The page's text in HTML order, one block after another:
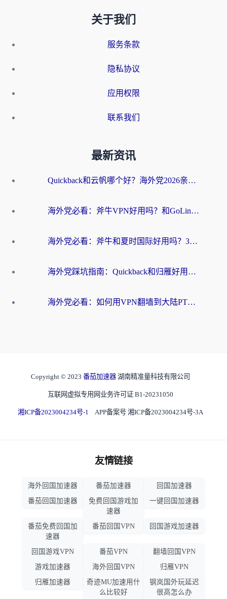
关于我们
服务条款
隐私协议
应用权限
联系我们
最新资讯
Quickback和云帆哪个好？海外党2026亲测指南：选对加速器大陆工具，无缝刷国内剧玩国服
海外党必看：斧牛VPN好用吗？和GoLinkVPN对比哪个回国效果更好？
海外党必看：斧牛和夏时国际好用吗？3步选对回国加速器，无缝刷国内资源
海外党踩坑指南：Quickback和归雁好用吗？选对加速器才能无缝刷国内资源
海外党必看：如何用VPN翻墙到大陆PTT？一篇解决你所有回国加速痛点
Copyright © 2023 番茄加速器 湖南精准量科技有限公司
互联网虚拟专用网业务许可证 B1-20231050
湘ICP备2023004234号-1 APP备案号 湘ICP备2023004234号-3A
友情链接
海外回国加速器 番茄加速器
回国加速器
番茄回国加速器
免费回国游戏加
速器
一键回国加速器
番茄免费回国加
速器
番茄回国VPN 回国游戏加速器
回国游戏VPN 番茄VPN
翻墙回国VPN
游戏加速器
海外回国VPN
归雁VPN
归雁加速器
奇迹MU加速用什
么比较好
钢岚国外玩延迟
很高怎么办